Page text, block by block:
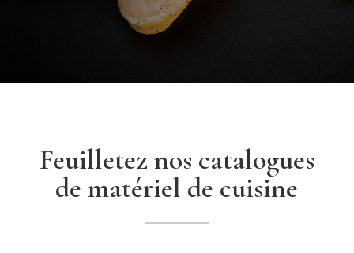
Feuilletez nos catalogues
de matériel de cuisine